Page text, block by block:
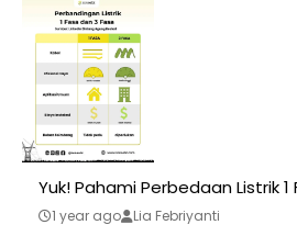
Yuk! Pahami Perbedaan Listrik
1 year ago Lia Febriyanti